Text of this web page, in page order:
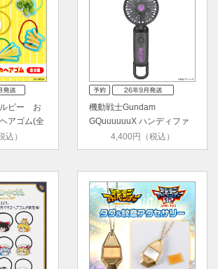
ルビー お
アゴム(全
込）
機動戦士Gundam
GQuuuuuuX ハンディファ
ン ポメラニアン…
4,400円（税込）